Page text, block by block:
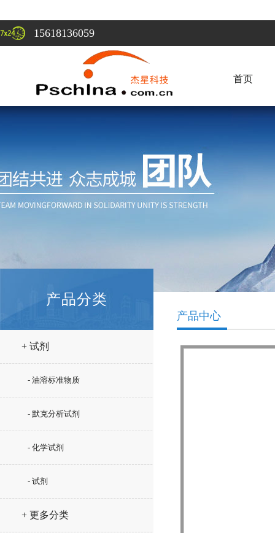
15618136059
首页
产品分类
+ 试剂
- 油溶标准物质
- 默克分析试剂
- 化学试剂
- 试剂
+ 更多分类
产品中心